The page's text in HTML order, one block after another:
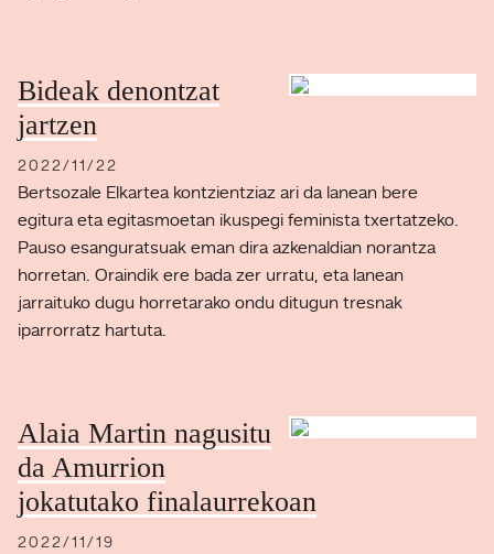
Bideak denontzat
jartzen
2022/11/22
Bertsozale Elkartea kontzientziaz ari da lanean bere
egitura eta egitasmoetan ikuspegi feminista txertatzeko.
Pauso esanguratsuak eman dira azkenaldian norantza
horretan. Oraindik ere bada zer urratu, eta lanean
jarraituko dugu horretarako ondu ditugun tresnak
iparrorratz hartuta.
Alaia Martin nagusitu
da Amurrion
jokatutako finalaurrekoan
2022/11/19